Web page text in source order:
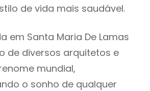
de vida mais saudável.
em Santa Maria De Lamas
de diversos arquitetos e
mundial,
o sonho de qualquer